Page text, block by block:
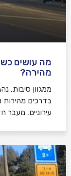
מה עושים
מהירה?
ממגוון סיבות,
בדרכים מהירות
עירוניים. מעבר